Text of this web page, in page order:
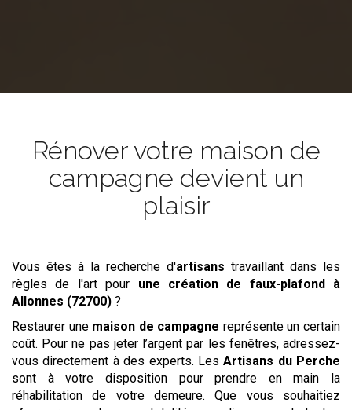
Rénover votre maison de
campagne devient un
plaisir
Vous êtes à la recherche d'artisans travaillant dans les
règles de l'art pour une création de faux-plafond
à
Allonnes (72700) ?
Restaurer une maison de campagne représente un certain
coût. Pour ne pas jeter l’argent par les fenêtres, adressez-
vous directement à des experts. LesArtisans du Perche
sont à votre disposition pour prendre en main la
réhabilitation de votre demeure. Que vous souhaitiez